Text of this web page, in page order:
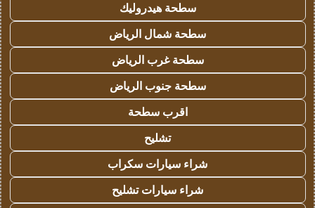
سطحة هيدروليك
سطحة شمال الرياض
سطحة غرب الرياض
سطحة جنوب الرياض
اقرب سطحة
تشليح
شراء سيارات سكراب
شراء سيارات تشليح